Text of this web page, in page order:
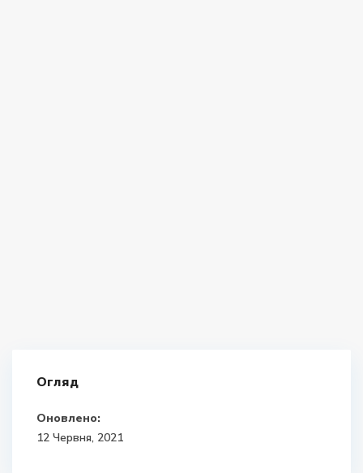
Огляд
Оновлено:
12 Червня, 2021